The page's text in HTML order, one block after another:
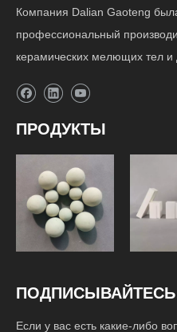
Компания Dalian Gaoteng
профессиональный
керамических мелющих тел и
ПРОДУКТЫ
Мелющие
шары
Если у вас есть какие-либо